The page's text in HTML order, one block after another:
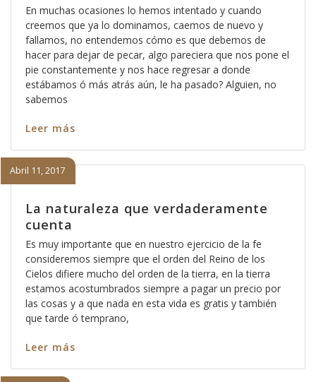
En muchas ocasiones lo hemos intentado y cuando
creemos que ya lo dominamos, caemos de nuevo y
fallamos, no entendemos cómo es que debemos de
hacer para dejar de pecar, algo pareciera que nos pone el
pie constantemente y nos hace regresar a donde
estábamos ó más atrás aún, le ha pasado? Alguien, no
sabemos
Leer más
La naturaleza que verdaderamente
cuenta
Abril 11, 2017
Es muy importante que en nuestro ejercicio de la fe
consideremos siempre que el orden del Reino de los
Cielos difiere mucho del orden de la tierra, en la tierra
estamos acostumbrados siempre a pagar un precio por
las cosas y a que nada en esta vida es gratis y también
que tarde ó temprano,
Leer más